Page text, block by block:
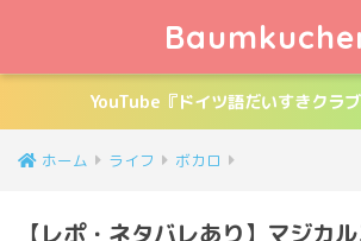
YouTube『ドイツ語だいすきクラ
ホーム ライフ ボカロ
【レポ・ネタバレあり】マジカ